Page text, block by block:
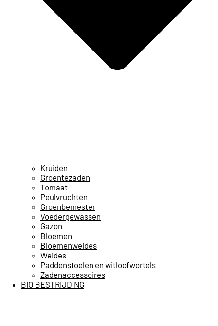
Kruiden
Groentezaden
Tomaat
Peulvruchten
Groenbemester
Voedergewassen
Gazon
Bloemen
Bloemenweides
Weides
Paddenstoelen en witloofwortels
Zadenaccessoires
BIO BESTRIJDING